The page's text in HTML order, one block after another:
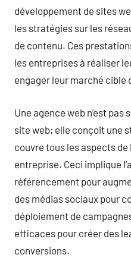
développement de sites
les stratégies sur les
de contenu. Ces
les entreprises à réaliser
engager leur marché cible
Une agence web n’est
site web; elle conçoit une
couvre tous les aspects de
entreprise. Ceci implique
référencement pour
des médias sociaux pour
déploiement de
efficaces pour créer des
conversions.